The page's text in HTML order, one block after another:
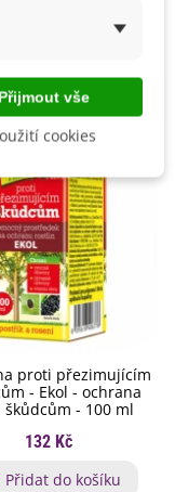
proti přezimujícím
- Ekol - ochrana
- 100 ml
132 Kč
Přidat do košíku
Přijmout vše
cookies